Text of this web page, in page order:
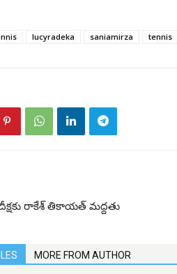
lucyradeka saniamirza tennis
రాకేశ్ తికాయత్ మద్దతు
MORE FROM AUTHOR